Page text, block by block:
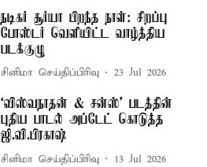
நடிகர் சூர்யா பிறந்த நாள்: சிறப்பு
போஸ்டர் வெளியிட்ட வாழ்த்திய
படக்குழு
சினிமா செய்திப்பிரிவு 23 Jul 2026
‘விஸ்வநாதன் & சன்ஸ்’ படத்தின்
புதிய பாடல் அப்டேட் கொடுத்த
ஜி.வி.பிரகாஷ்
சினிமா செய்திப்பிரிவு 13 Jul 2026